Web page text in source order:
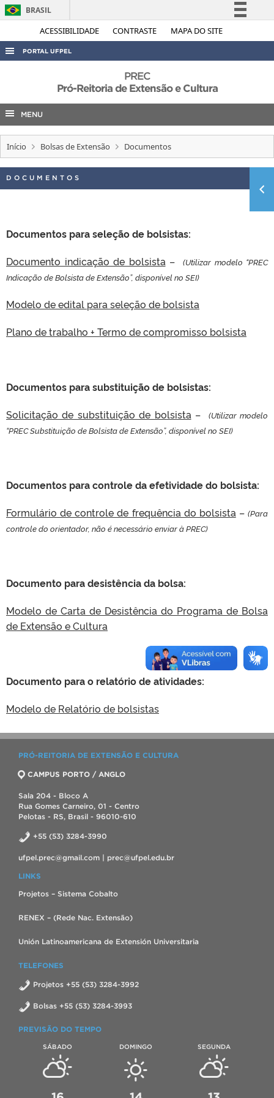
ACESSIBILIDADE CONTRASTE MAPA DO SITE
BRASIL
Simplifique!
Acesso à informação
Legislação
PORTAL UFPEL
AUDITORIA
COBALTO
CONCURSOS
INTERNACIONAL
TELEFONES
PREC
Pró-Reitoria de Extensão e Cultura
MENU
Início Bolsas de Extensão Documentos
DOCUMENTOS
Documentos para seleção de bolsistas:
Documento indicação de bolsista –
(Utilizar modelo “PREC
Indicação de Bolsista de Extensão”, disponível no SEI)
Modelo de edital para seleção de bolsista
Plano de trabalho + Termo de compromisso bolsista
Documentos para substituição de bolsistas:
Solicitação de substituição de bolsista –
(Utilizar modelo
“PREC Substituição de Bolsista de Extensão”, disponível no SEI)
Documentos para controle da efetividade do bolsista:
Formulário de controle de frequência do bolsista – (Para
controle do orientador, não é necessário enviar à PREC)
Documento para desistência da bolsa:
Modelo de Carta de Desistência do Programa de Bolsa
de Extensão e Cultura
Documento para o relatório de atividades:
Modelo de Relatório de bolsistas
PRÓ-REITORIA DE EXTENSÃO E CULTURA
CAMPUS PORTO / ANGLO
Sala 204 - Bloco A
Rua Gomes Carneiro, 01 - Centro
Pelotas - RS, Brasil - 96010-610
+55 (53) 3284-3990
ufpel.prec@gmail.com | prec@ufpel.edu.br
LINKS
Projetos – Sistema Cobalto
RENEX – (Rede Nac. Extensão)
Unión Latinoamericana de Extensión Universitaria
TELEFONES
Projetos +55 (53) 3284-3992
Bolsas +55 (53) 3284-3993
PREVISÃO DO TEMPO
SÁBADO DOMINGO SEGUNDA